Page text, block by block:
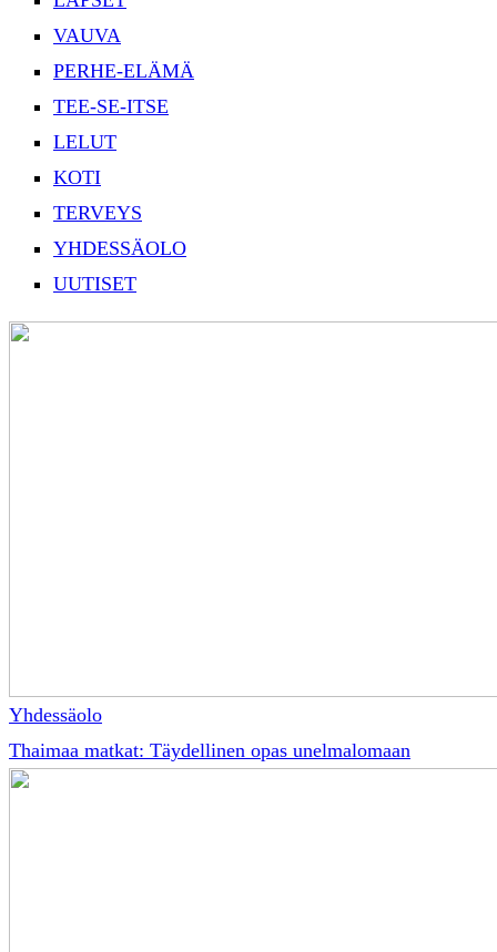
VAUVA
PERHE-ELÄMÄ
TEE-SE-ITSE
LELUT
KOTI
TERVEYS
YHDESSÄOLO
UUTISET
Yhdessäolo
Thaimaa matkat: Täydellinen opas unelmalomaan